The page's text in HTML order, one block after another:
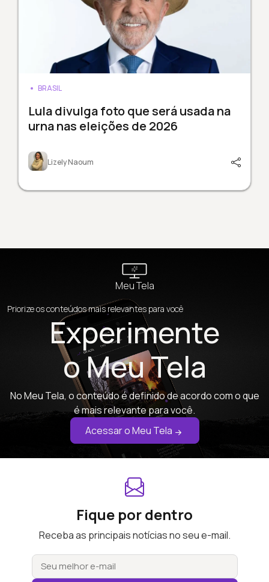
BRASIL
Lula divulga foto que será usada na
urna nas eleições de 2026
Lizely Naoum
Meu Tela
Priorize os conteúdos mais relevantes para você
Experimente
o Meu Tela
No Meu Tela, o conteúdo é definido de acordo com o que
é mais relevante para você.
Acessar o Meu Tela
Fique por dentro
Receba as principais notícias no seu e-mail.